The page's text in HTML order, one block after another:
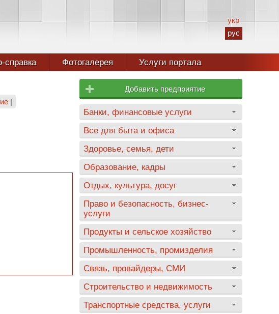
укр
рус
справка Фотогалерея Услуги портала
|
Добавить предприятие
Банки, финансовые услуги
Все для быта и офиса
Здоровье, семья, дети
Образование, кадры
Отдых, культура, досуг
Право и безопасность, бизнес-
услуги
Продукты и сельское хозяйство
Промышленность, промизделия
Связь, провайдеры, СМИ
Строительство и недвижимость
Транспортные средства, услуги